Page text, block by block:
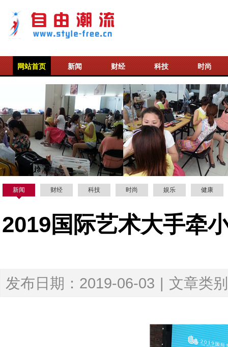
网站首页 新闻 财经 科技 时尚
新闻 财经 科技 时尚 娱乐 健康
2019国际艺术大手牵
发布日期：2019-06-03 | 文章类